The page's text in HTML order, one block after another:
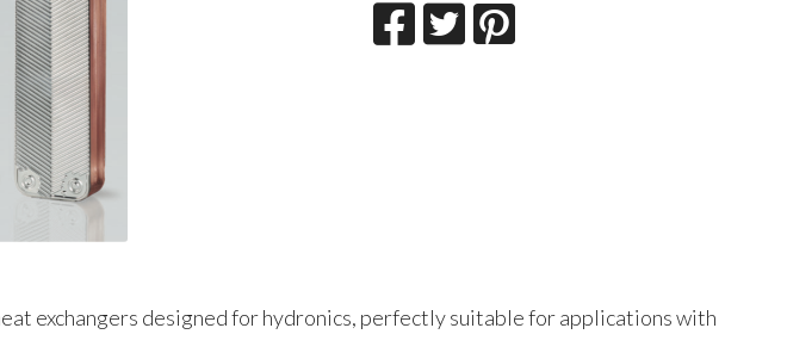
exchangers designed for hydronics, perfectly suitable for applications with